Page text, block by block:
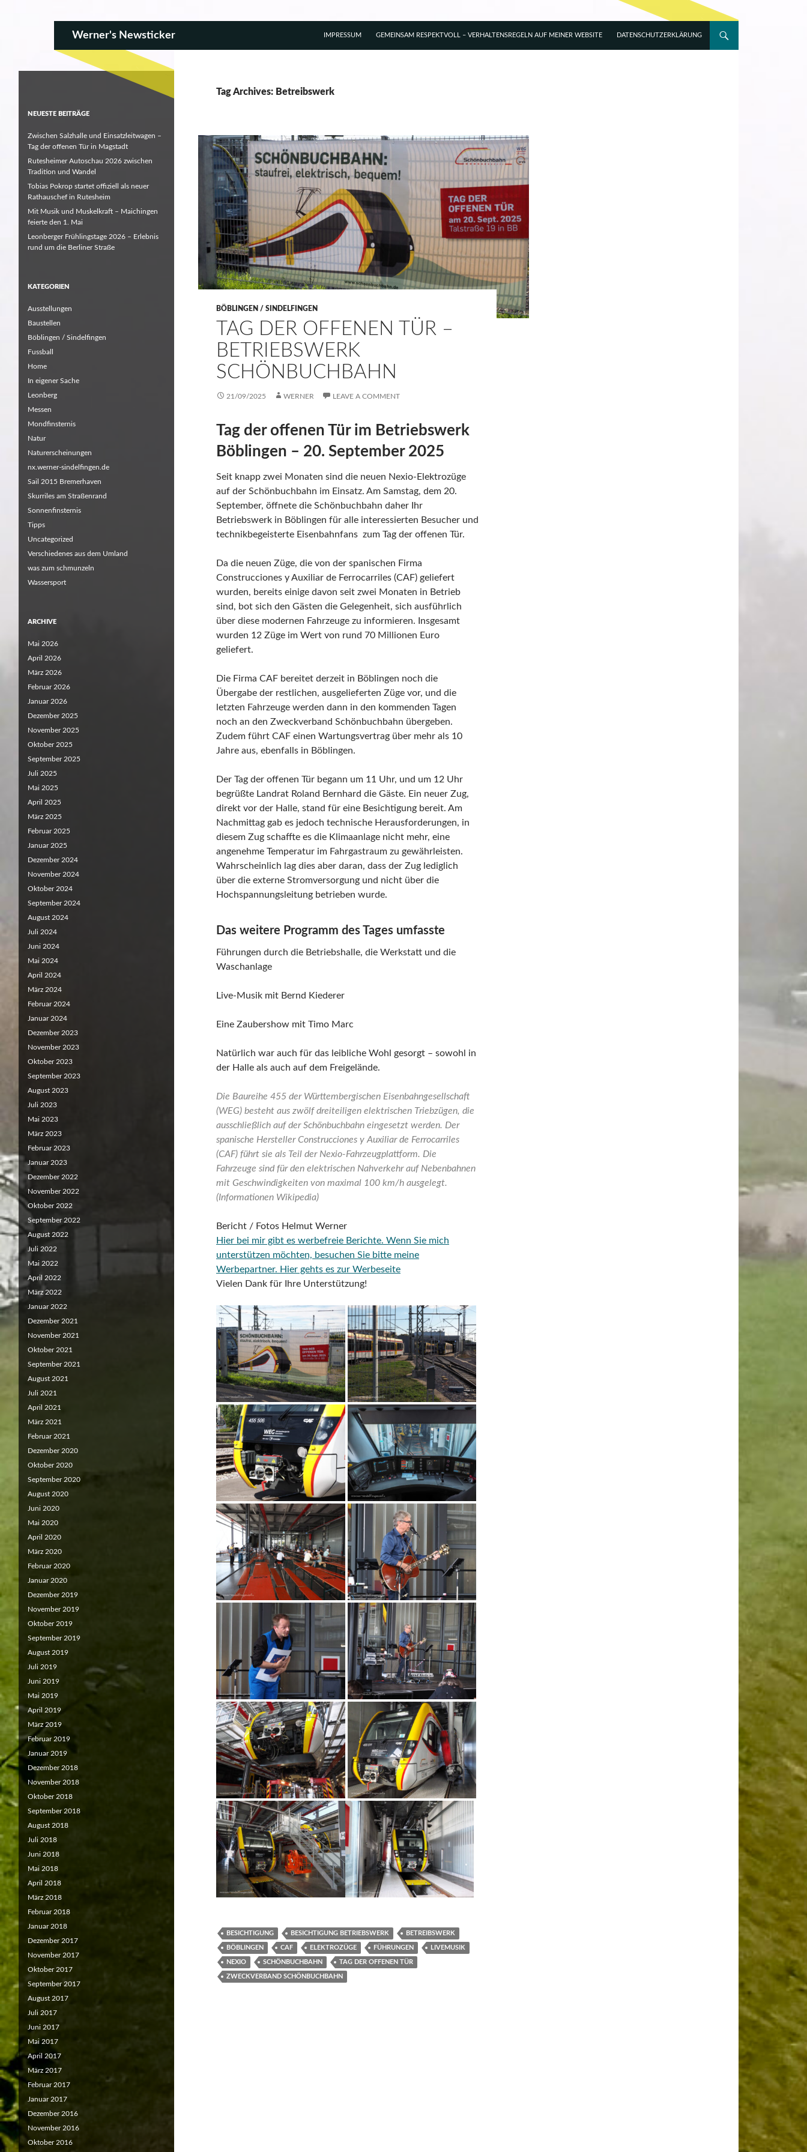
Werner's Newsticker
DATENSCHUTZERKLÄRUNG
GEMEINSAM RESPEKTVOLL – VERHALTENSREGELN AUF MEINER WEBSITE
IMPRESSUM
Tag Archives: Betreibswerk
BÖBLINGEN / SINDELFINGEN
TAG DER OFFENEN TÜR –
BETRIEBSWERK
SCHÖNBUCHBAHN
21/09/2025 WERNER LEAVE A COMMENT
Tag der offenen Tür im Betriebswerk
Böblingen – 20. September 2025
Seit knapp zwei Monaten sind die neuen Nexio-Elektrozüge
auf der Schönbuchbahn im Einsatz. Am Samstag, dem 20.
September, öffnete die Schönbuchbahn daher Ihr
Betriebswerk in Böblingen für alle interessierten Besucher und
technikbegeisterte Eisenbahnfans zum Tag der offenen Tür.
Da die neuen Züge, die von der spanischen Firma
Construcciones y Auxiliar de Ferrocarriles (CAF) geliefert
wurden, bereits einige davon seit zwei Monaten in Betrieb
sind, bot sich den Gästen die Gelegenheit, sich ausführlich
über diese modernen Fahrzeuge zu informieren. Insgesamt
wurden 12 Züge im Wert von rund 70 Millionen Euro
geliefert.
Die Firma CAF bereitet derzeit in Böblingen noch die
Übergabe der restlichen, ausgelieferten Züge vor, und die
letzten Fahrzeuge werden dann in den kommenden Tagen
noch an den Zweckverband Schönbuchbahn übergeben.
Zudem führt CAF einen Wartungsvertrag über mehr als 10
Jahre aus, ebenfalls in Böblingen.
Der Tag der offenen Tür begann um 11 Uhr, und um 12 Uhr
begrüßte Landrat Roland Bernhard die Gäste. Ein neuer Zug,
direkt vor der Halle, stand für eine Besichtigung bereit. Am
Nachmittag gab es jedoch technische Herausforderungen, in
diesem Zug schaffte es die Klimaanlage nicht mehr, eine
angenehme Temperatur im Fahrgastraum zu gewährleisten.
Wahrscheinlich lag dies aber daran, dass der Zug lediglich
über die externe Stromversorgung und nicht über die
Hochspannungsleitung betrieben wurde.
Das weitere Programm des Tages umfasste
Führungen durch die Betriebshalle, die Werkstatt und die
Waschanlage
Live-Musik mit Bernd Kiederer
Eine Zaubershow mit Timo Marc
Natürlich war auch für das leibliche Wohl gesorgt – sowohl in
der Halle als auch auf dem Freigelände.
Die Baureihe 455 der Württembergischen Eisenbahngesellschaft
(WEG) besteht aus zwölf dreiteiligen elektrischen Triebzügen, die
ausschließlich auf der Schönbuchbahn eingesetzt werden. Der
spanische Hersteller Construcciones y Auxiliar de Ferrocarriles
(CAF) führt sie als Teil der Nexio-Fahrzeugplattform. Die
Fahrzeuge sind für den elektrischen Nahverkehr auf Nebenbahnen
mit Geschwindigkeiten von maximal 100 km/h ausgelegt.
(Informationen Wikipedia)
Bericht / Fotos Helmut Werner
Hier bei mir gibt es werbefreie Berichte. Wenn Sie mich
unterstützen möchten, besuchen Sie bitte meine
Werbepartner. Hier gehts es zur Werbeseite
Vielen Dank für Ihre Unterstützung!
BESICHTIGUNG BESICHTIGUNG BETRIEBSWERK BETREIBSWERK
BÖBLINGEN CAF ELEKTROZÜGE FÜHRUNGEN LIVEMUSIK
NEXIO SCHÖNBUCHBAHN TAG DER OFFENEN TÜR
ZWECKVERBAND SCHÖNBUCHBAHN
NEUESTE BEITRÄGE
Zwischen Salzhalle und Einsatzleitwagen –
Tag der offenen Tür in Magstadt
Rutesheimer Autoschau 2026 zwischen
Tradition und Wandel
Tobias Pokrop startet offiziell als neuer
Rathauschef in Rutesheim
Mit Musik und Muskelkraft – Maichingen
feierte den 1. Mai
Leonberger Frühlingstage 2026 – Erlebnis
rund um die Berliner Straße
KATEGORIEN
Ausstellungen
Baustellen
Böblingen / Sindelfingen
Fussball
Home
In eigener Sache
Leonberg
Messen
Mondfinsternis
Natur
Naturerscheinungen
nx.werner-sindelfingen.de
Sail 2015 Bremerhaven
Skurriles am Straßenrand
Sonnenfinsternis
Tipps
Uncategorized
Verschiedenes aus dem Umland
was zum schmunzeln
Wassersport
ARCHIVE
Mai 2026
April 2026
März 2026
Februar 2026
Januar 2026
Dezember 2025
November 2025
Oktober 2025
September 2025
Juli 2025
Mai 2025
April 2025
März 2025
Februar 2025
Januar 2025
Dezember 2024
November 2024
Oktober 2024
September 2024
August 2024
Juli 2024
Juni 2024
Mai 2024
April 2024
März 2024
Februar 2024
Januar 2024
Dezember 2023
November 2023
Oktober 2023
September 2023
August 2023
Juli 2023
Mai 2023
März 2023
Februar 2023
Januar 2023
Dezember 2022
November 2022
Oktober 2022
September 2022
August 2022
Juli 2022
Mai 2022
April 2022
März 2022
Januar 2022
Dezember 2021
November 2021
Oktober 2021
September 2021
August 2021
Juli 2021
April 2021
März 2021
Februar 2021
Dezember 2020
Oktober 2020
September 2020
August 2020
Juni 2020
Mai 2020
April 2020
März 2020
Februar 2020
Januar 2020
Dezember 2019
November 2019
Oktober 2019
September 2019
August 2019
Juli 2019
Juni 2019
Mai 2019
April 2019
März 2019
Februar 2019
Januar 2019
Dezember 2018
November 2018
Oktober 2018
September 2018
August 2018
Juli 2018
Juni 2018
Mai 2018
April 2018
März 2018
Februar 2018
Januar 2018
Dezember 2017
November 2017
Oktober 2017
September 2017
August 2017
Juli 2017
Juni 2017
Mai 2017
April 2017
März 2017
Februar 2017
Januar 2017
Dezember 2016
November 2016
Oktober 2016